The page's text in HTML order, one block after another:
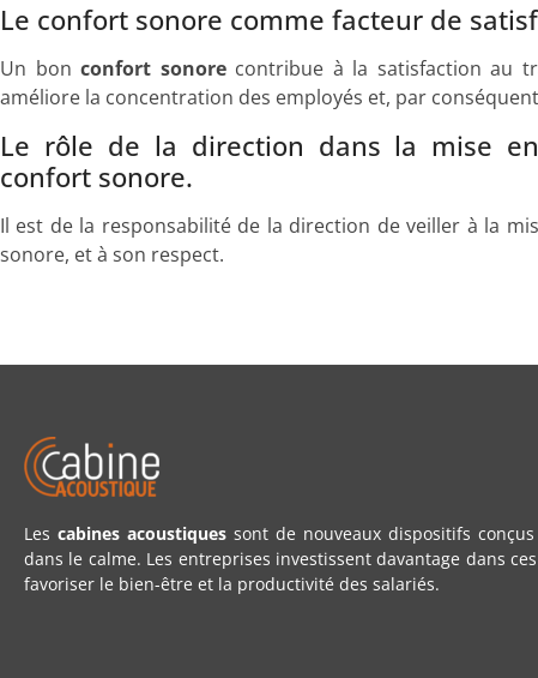
Le confort sonore comme facteur de
Un bonconfort sonorecontribue à la satisfaction au
améliore la concentration des employés et, par
Le rôle de la direction dans la mise
confort sonore.
Il est de la responsabilité de la direction de veiller à la
sonore, et à son respect.
Les cabines acoustiques sont de nouveaux dispositifs
dans le calme. Les entreprises investissent davantage dans
favoriser le bien-être et la productivité des salariés.